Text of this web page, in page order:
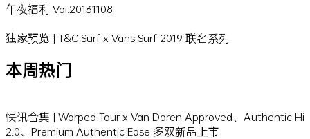
午夜福利 Vol.20131108
独家预览 | T&C Surf x Vans Surf 2019 联名系列
本周热门
快讯合集 | Warped Tour x Van Doren Approved、Authentic Hi
2.0、Premium Authentic Ease 多双新品上市